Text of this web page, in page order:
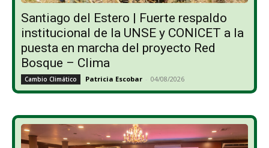
Santiago del Estero | Fuerte respaldo
institucional de la UNSE y CONICET a la
puesta en marcha del proyecto Red
Bosque – Clima
Cambio Climático Patricia Escobar - 04/08/2026